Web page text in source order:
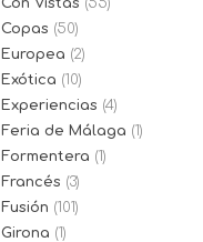
Con Vistas (55)
Copas (50)
Europea (2)
Exótica (10)
Experiencias (4)
Feria de Málaga (1)
Formentera (1)
Francés (3)
Fusión (101)
Girona (1)